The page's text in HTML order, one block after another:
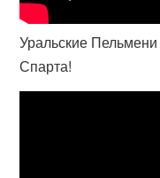
Уральские
Спарта!